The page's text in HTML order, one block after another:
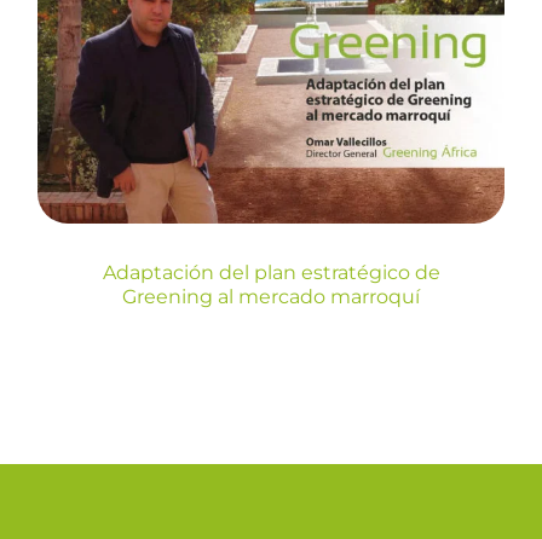
Adaptación del plan
estratégico de Greening al
mercado marroquí
Blog
Adaptación del plan estratégico de
Greening al mercado marroquí